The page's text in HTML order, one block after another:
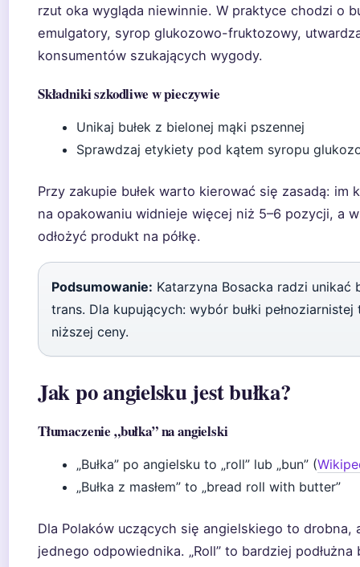
rzut oka wygląda niewinnie. W praktyce chodzi o
emulgatory, syrop glukozowo-fruktozowy,
konsumentów szukających wygody.
Składniki szkodliwe w pieczywie
Unikaj bułek z bielonej mąki pszennej
Sprawdzaj etykiety pod kątem syropu
Przy zakupie bułek warto kierować się zasadą: im
na opakowaniu widnieje więcej niż 5–6 pozycji, a
odłożyć produkt na półkę.
Podsumowanie: Katarzyna Bosacka radzi unikać
trans. Dla kupujących: wybór bułki
niższej ceny.
Jak po angielsku jest bułka?
Tłumaczenie „bułka” na angielski
„Bułka” po angielsku to „roll” lub „bun” (
„Bułka z masłem” to „bread roll with butter”
Dla Polaków uczących się angielskiego to drobna,
jednego odpowiednika. „Roll” to bardziej podłużna